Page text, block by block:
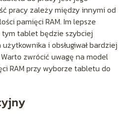
pracy zależy między innymi od
pamięci RAM. Im lepsze
tablet będzie szybciej
i obsługiwał bardziej
zwrócić uwagę na model
RAM przy wyborze tabletu do